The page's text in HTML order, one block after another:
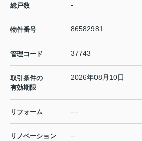
総戸数 -
物件番号 86582981
管理コード 37743
取引条件の
有効期限
2026年08月10日
リフォーム ---
リノベーション --